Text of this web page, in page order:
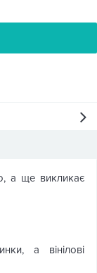
а ще викликає
а вінілові